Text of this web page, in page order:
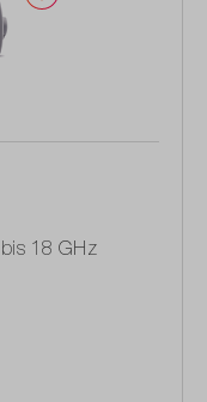
18 GHz